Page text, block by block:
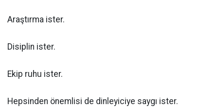
Araştırma ister.
Disiplin ister.
Ekip ruhu ister.
Hepsinden önemlisi de dinleyiciye saygı ister.